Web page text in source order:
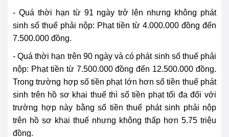
- Quá thời hạn từ 91 ngày trở lên nhưng không phát
sinh số thuế phải nộp: Phạt tiền từ 4.000.000 đồng đến
7.500.000 đồng.
- Quá thời hạn trên 90 ngày và có phát sinh số thuế phải
nộp: Phạt tiền từ 7.500.000 đồng đến 12.500.000 đồng.
Trong trường hợp số tiền phạt lớn hơn số tiền thuế phát
sinh trên hồ sơ khai thuế thì số tiền phạt tối đa đối với
trường hợp này bằng số tiền thuế phát sinh phải nộp
trên hồ sơ khai thuế nhưng không thấp hơn 5.75 triệu
đồng.